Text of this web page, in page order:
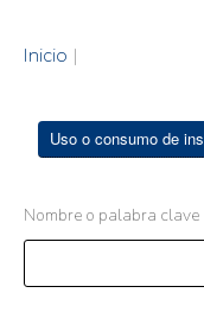
Inicio |
Uso o consumo de
Nombre o palabra clave